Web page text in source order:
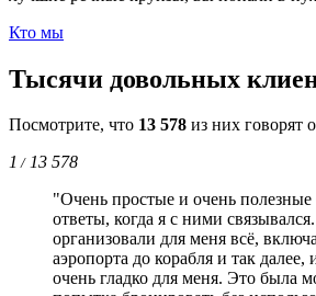
Кто мы
Тысячи довольных
Посмотрите, что 13 578 из них говорят
1 /13 578
"Очень простые и очень
ответы, когда я с ними
организовали для меня всё,
аэропорта до корабля и так далее,
очень гладко для меня. Это была